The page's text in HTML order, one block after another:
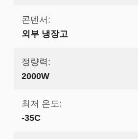
콘덴서:
외부 냉장고
정량력:
2000W
최저 온도:
-35C